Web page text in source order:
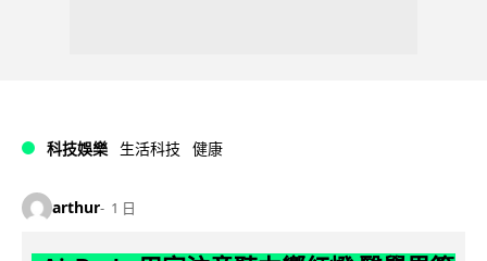
科技娛樂 生活科技 健康
arthur 1 日